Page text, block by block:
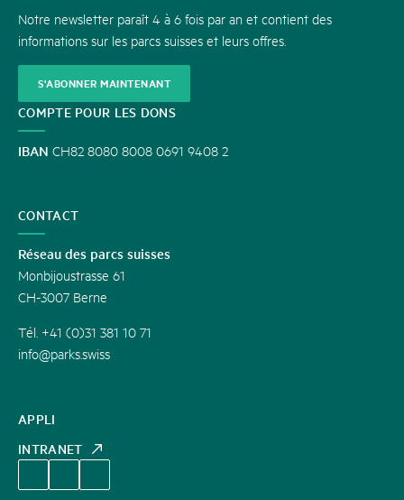
APPLI
INTRANET
Notre newsletter paraît 4 à 6 fois par an et contient des
informations sur les parcs suisses et leurs offres.
S'ABONNER MAINTENANT
COMPTE POUR LES DONS
IBAN CH82 8080 8008 0691 9408 2
CONTACT
Réseau des parcs suisses
Monbijoustrasse 61
CH-3007 Berne
Tél. +41 (0)31 381 10 71
info@parks.swiss